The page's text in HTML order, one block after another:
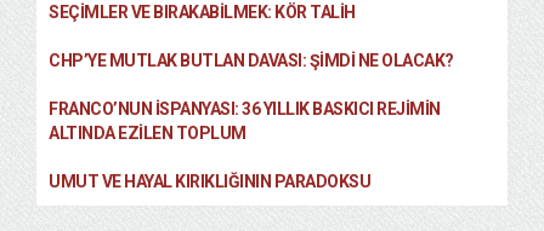
SEÇIMLER VE BIRAKABILMEK: KÖR TALIH
CHP’YE MUTLAK BUTLAN DAVASI: ŞİMDİ NE OLACAK?
FRANCO’NUN İSPANYASI: 36 YILLIK BASKICI REJIMIN
ALTINDA EZILEN TOPLUM
UMUT VE HAYAL KIRIKLIĞININ PARADOKSU